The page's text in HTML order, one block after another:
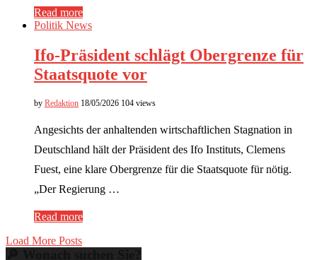
Read more
Politik News
Ifo-Präsident schlägt Obergrenze für
Staatsquote vor
by Redaktion 18/05/2026 104 views
Angesichts der anhaltenden wirtschaftlichen Stagnation in
Deutschland hält der Präsident des Ifo Instituts, Clemens
Fuest, eine klare Obergrenze für die Staatsquote für nötig.
„Der Regierung …
Read more
Load More Posts